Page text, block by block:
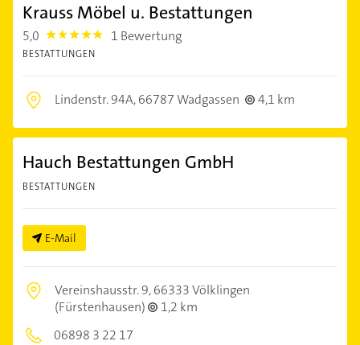
Krauss Möbel u. Bestattungen
5,0 5.0 1 Bewertung
BESTATTUNGEN
Lindenstr. 94A,66787 Wadgassen 4,1 km
Hauch Bestattungen GmbH
BESTATTUNGEN
E-Mail
Vereinshausstr. 9,66333 Völklingen
(Fürstenhausen)
1,2 km
06898 3 22 17